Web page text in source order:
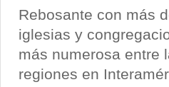
Rebosante con más
iglesias y
más numerosa entre
regiones en